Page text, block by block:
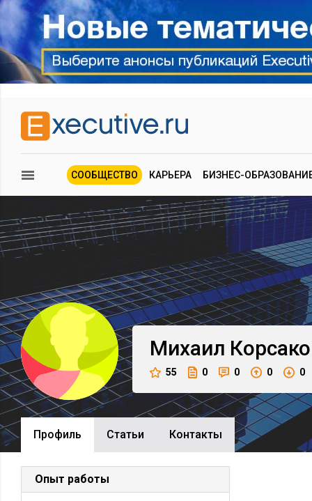
СООБЩЕСТВО КАРЬЕРА БИЗНЕС-
Михаил
55 0 0 0 0
Профиль Cтатьи Контакты
Опыт работы